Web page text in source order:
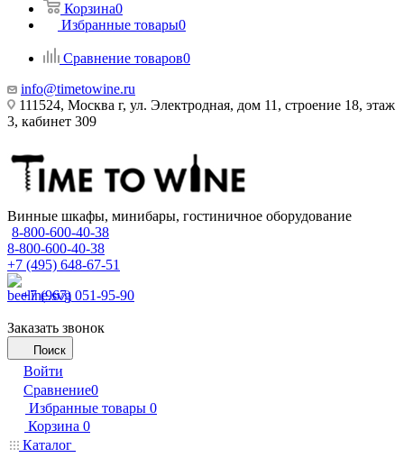
Корзина0
Избранные товары0
Сравнение товаров0
info@timetowine.ru
111524, Москва г, ул. Электродная, дом 11, строение 18, этаж
3, кабинет 309
Винные шкафы, минибары, гостиничное оборудование
8-800-600-40-38
8-800-600-40-38
+7 (495) 648-67-51
+7 (967) 051-95-90
Заказать звонок
Поиск
Войти
Сравнение0
Избранные товары 0
Корзина 0
Каталог